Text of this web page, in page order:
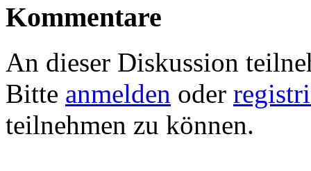
Kommentare
An dieser Diskussion
Bitte anmelden oder
teilnehmen zu können.